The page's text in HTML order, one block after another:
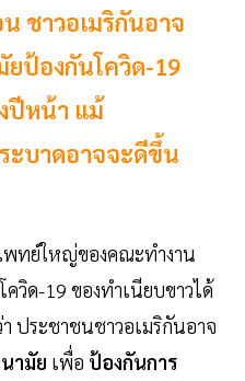
ชาวอเมริกันอาจ
ป้องกันโควิด-19
ปีหน้า แม้
ะบาดอาจจะดีขึ้น
ทย์ใหญ่ของคณะทำงาน
วิด-19 ของทำเนียบขาวได้
ประชาชนชาวอเมริกันอาจ
ามัย เพื่อ ป้องกันการ